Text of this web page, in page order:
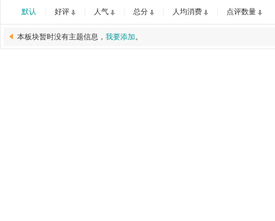
默认 好评 人气 总分 人均消费 点评数量
本板块暂时没有主题信息， 我要添加。